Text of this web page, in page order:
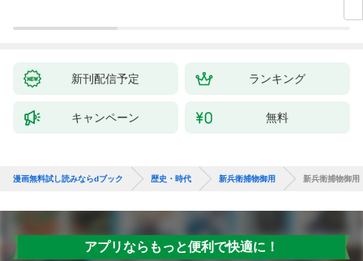
新刊配信予定 ランキング
キャンペーン 無料
漫画無料試し読みならdブック 歴史・時代 新兵衛捕物御用 新兵衛捕物御
アプリならもっと便利で快適に！